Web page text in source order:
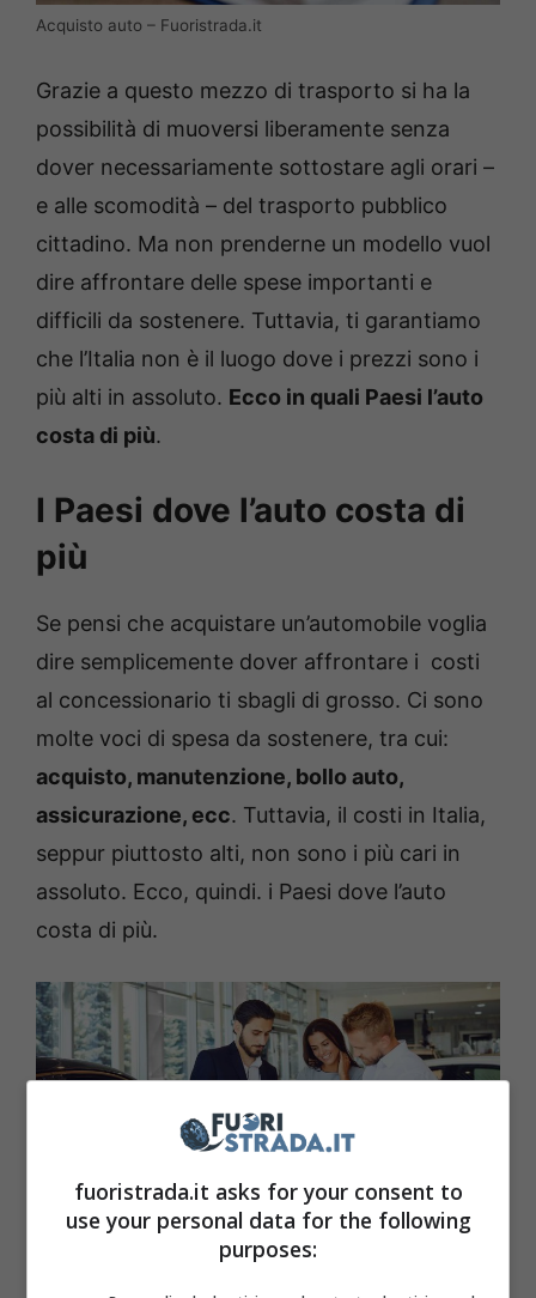
Acquisto auto – Fuoristrada.it
Grazie a questo mezzo di trasporto si ha la
possibilità di muoversi liberamente senza
dover necessariamente sottostare agli orari –
e alle scomodità – del trasporto pubblico
cittadino. Ma non prenderne un modello vuol
dire affrontare delle spese importanti e
difficili da sostenere. Tuttavia, ti garantiamo
che l’Italia non è il luogo dove i prezzi sono i
più alti in assoluto. Ecco in quali Paesi l’auto
costa di più.
I Paesi dove l’auto costa di
più
Se pensi che acquistare un’automobile voglia
dire semplicemente dover affrontare i costi
al concessionario ti sbagli di grosso. Ci sono
molte voci di spesa da sostenere, tra cui:
acquisto, manutenzione, bollo auto,
assicurazione, ecc. Tuttavia, il costi in Italia,
seppur piuttosto alti, non sono i più cari in
assoluto. Ecco, quindi. i Paesi dove l’auto
costa di più.
fuoristrada.it asks for your consent to
use your personal data for the following
purposes: